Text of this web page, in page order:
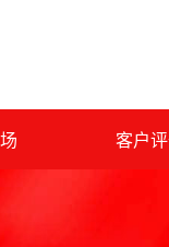
客户